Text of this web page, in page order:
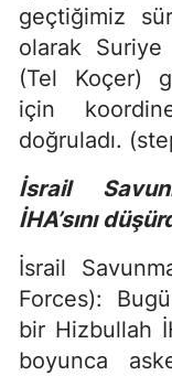
geçtiğimiz
olarak
(Tel Koçer)
için
doğruladı.
İsrail
İHA’sını
İsrail
Forces):
bir Hizbullah
boyunca